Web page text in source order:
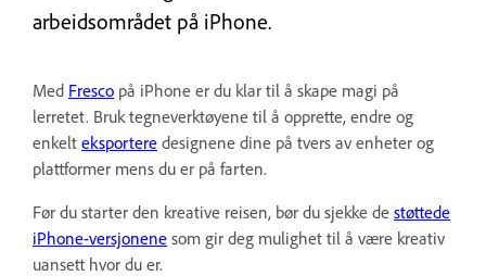
arbeidsområdet på iPhone.
Med Fresco på iPhone er du klar til å skape magi på
lerretet. Bruk tegneverktøyene til å opprette, endre og
enkelt eksportere designene dine på tvers av enheter og
plattformer mens du er på farten.
Før du starter den kreative reisen, bør du sjekke de støttede
iPhone-versjonene som gir deg mulighet til å være kreativ
uansett hvor du er.